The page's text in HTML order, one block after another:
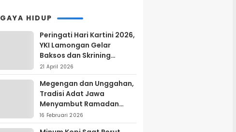
GAYA HIDUP
Peringati Hari Kartini 2026,
YKI Lamongan Gelar
Baksos dan Skrining
Kanker Serviks
21 April 2026
Megengan dan Unggahan,
Tradisi Adat Jawa
Menyambut Ramadan
yang Sarat Makna Filosofis
16 Februari 2026